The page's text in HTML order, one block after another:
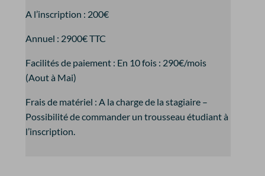
A l’inscription : 200€
Annuel : 2900€ TTC
Facilités de paiement : En 10 fois : 290€/mois
(Aout à Mai)
Frais de matériel : A la charge de la stagiaire –
Possibilité de commander un trousseau étudiant à
l’inscription.